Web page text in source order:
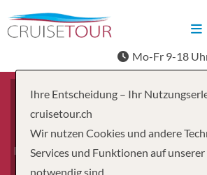
Mo-Fr 9-18
Erwachsene
Ihre Entscheidung – Ihr
cruisetour.ch
Wir nutzen Cookies und andere
Services und Funktionen auf
notwendig sind.